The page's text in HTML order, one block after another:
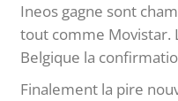
Ineos gagne sont
tout comme Movistar.
Belgique la
Finalement la pire